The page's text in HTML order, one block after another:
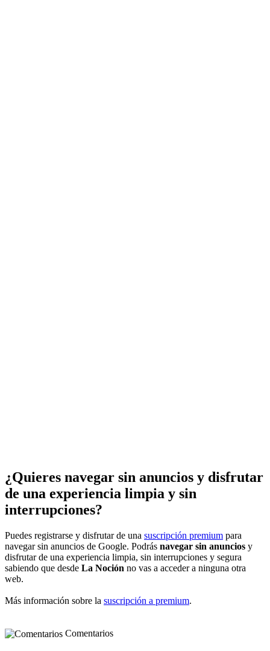
¿Quieres navegar sin anuncios y disfrutar
de una experiencia limpia y sin
interrupciones?
Puedes registrarse y disfrutar de una suscripción premium para
navegar sin anuncios de Google. Podrás navegar sin anuncios y
disfrutar de una experiencia limpia, sin interrupciones y segura
sabiendo que desde La Noción no vas a acceder a ninguna otra
web.
Más información sobre la suscripción a premium.
Comentarios